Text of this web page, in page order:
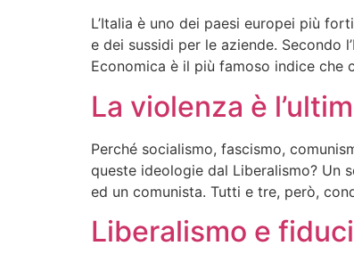
L’Italia è uno dei paesi europei più
e dei sussidi per le aziende. Secondo
Economica è il più famoso indice
La violenza è
Perché socialismo, fascismo,
queste ideologie dal Liberalismo? Un
ed un comunista. Tutti e tre, però,
Liberalismo e